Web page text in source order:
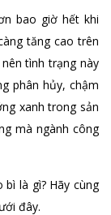
bao giờ hết khi
tăng cao trên
tình trạng này
phân hủy, chậm
xanh trong sản
mà ngành công
là gì? Hãy cùng
đây.